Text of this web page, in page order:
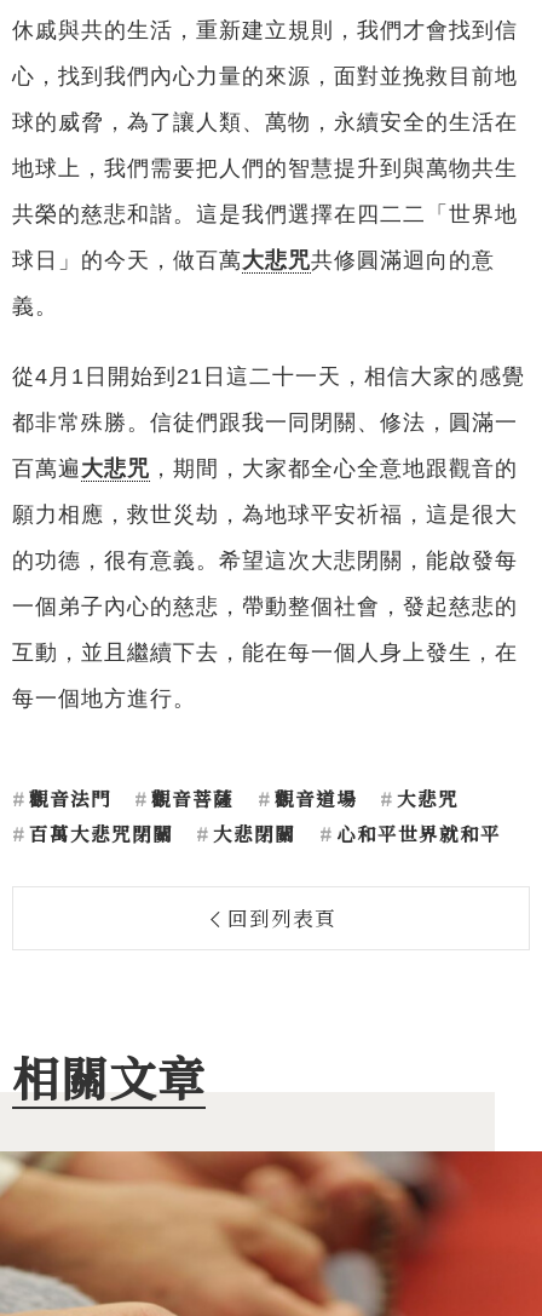
休戚與共的生活，重新建立規則，我們才會找到信
心，找到我們內心力量的來源，面對並挽救目前地
球的威脅，為了讓人類、萬物，永續安全的生活在
地球上，我們需要把人們的智慧提升到與萬物共生
共榮的慈悲和諧。這是我們選擇在四二二「世界地
球日」的今天，做百萬大悲咒共修圓滿迴向的意
義。
從4月1日開始到21日這二十一天，相信大家的感覺
都非常殊勝。信徒們跟我一同閉關、修法，圓滿一
百萬遍 大悲咒 ，期間，大家都全心全意地跟觀音的
願力相應，救世災劫，為地球平安祈福，這是很大
的功德，很有意義。希望這次大悲閉關，能啟發每
一個弟子內心的慈悲，帶動整個社會，發起慈悲的
互動，並且繼續下去，能在每一個人身上發生，在
每一個地方進行。
觀音法門 觀音菩薩 觀音道場
大悲咒
百萬大悲咒閉關
大悲閉關 心和平世界就和平
回到列表頁
相關文章